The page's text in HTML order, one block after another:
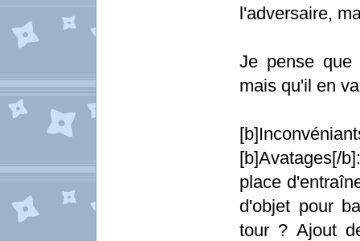
l'adversaire,
Je pense que
mais qu'il en
[b]Avatages[/
place
d'objet pour
tour ? Ajout